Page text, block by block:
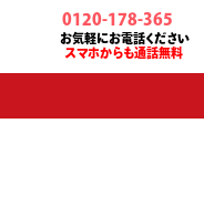
0120-178-365
お気軽にお電話ください
スマホからも通話無料